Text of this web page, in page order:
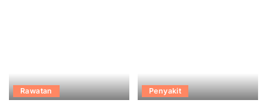
Rawatan Penyakit